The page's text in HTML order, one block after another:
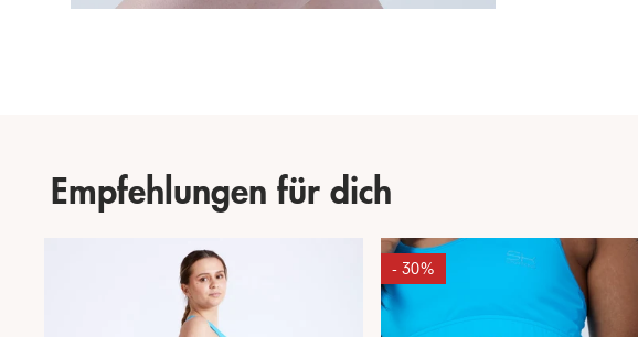
Empfehlungen für dich
- 30%